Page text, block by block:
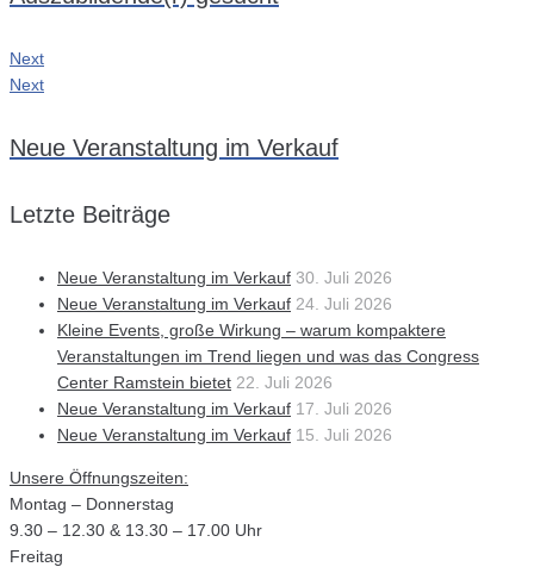
Next
Next
Neue Veranstaltung im Verkauf
Letzte Beiträge
Neue Veranstaltung im Verkauf 30. Juli 2026
Neue Veranstaltung im Verkauf 24. Juli 2026
Kleine Events, große Wirkung – warum kompaktere
Veranstaltungen im Trend liegen und was das Congress
Center Ramstein bietet 22. Juli 2026
Neue Veranstaltung im Verkauf 17. Juli 2026
Neue Veranstaltung im Verkauf 15. Juli 2026
Unsere Öffnungszeiten:
Montag – Donnerstag
9.30 – 12.30 & 13.30 – 17.00 Uhr
Freitag